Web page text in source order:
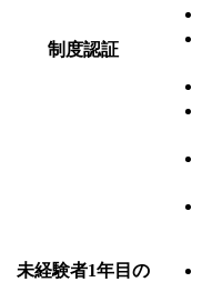
制度認証
未経験者1年目の